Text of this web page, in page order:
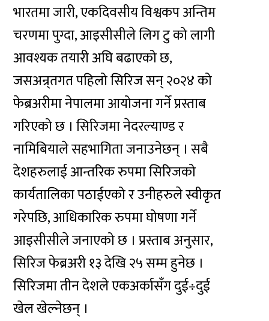
भारतमा जारी, एकदिवसीय विश्वकप अन्तिम
चरणमा पुग्दा, आइसीसीले लिग टु को लागी
आवश्यक तयारी अघि बढाएको छ,
जसअन्र्तगत पहिलो सिरिज सन् २०२४ को
फेब्रअरीमा नेपालमा आयोजना गर्ने प्रस्ताब
गरिएको छ । सिरिजमा नेदरल्याण्ड र
नामिबियाले सहभागिता जनाउनेछन् । सबै
देशहरुलाई आन्तरिक रुपमा सिरिजको
कार्यतालिका पठाईएको र उनीहरुले स्वीकृत
गरेपछि, आधिकारिक रुपमा घोषणा गर्ने
आइसीसीले जनाएको छ । प्रस्ताब अनुसार,
सिरिज फेब्रअरी १३ देखि २५ सम्म हुनेछ ।
सिरिजमा तीन देशले एकअर्कासँग दुई÷दुई
खेल खेल्नेछन् ।